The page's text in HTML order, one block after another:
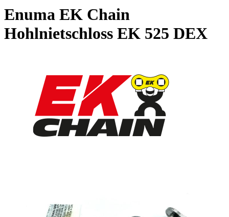
Enuma EK Chain
Hohlnietschloss EK 525 DEX